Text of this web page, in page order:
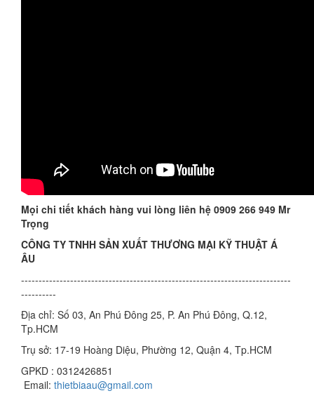
Mọi chi tiết khách hàng vui lòng liên hệ 0909 266 949 Mr
Trọng
CÔNG TY TNHH SẢN XUẤT THƯƠNG MẠI KỸ THUẬT Á
ÂU
-----------------------------------------------------------------------------
----------
Địa chỉ: Số 03, An Phú Đông 25, P. An Phú Đông, Q.12,
Tp.HCM
Trụ sở: 17-19 Hoàng Diệu, Phường 12, Quận 4, Tp.HCM
GPKD : 0312426851
Email: thietbiaau@gmail.com